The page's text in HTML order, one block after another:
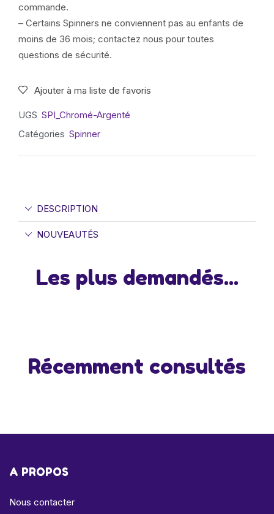
commande.
– Certains Spinners ne conviennent pas au enfants de
moins de 36 mois; contactez nous pour toutes
questions de sécurité.
Ajouter à ma liste de favoris
UGS SPI_Chromé-Argenté
Catégories Spinner
DESCRIPTION
NOUVEAUTÉS
Les plus demandés...
Récemment consultés
A PROPOS
Nous contacter